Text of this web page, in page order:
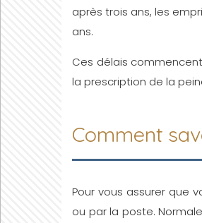
après trois ans, les
ans.
Ces délais
la prescription de la
Comment
Pour vous assurer que
ou par la poste.